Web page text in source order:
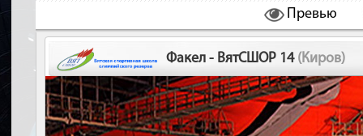
Превью
Факел - ВятСШОР 14 (Киров)